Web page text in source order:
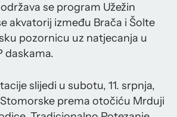
se program Užežin
akvatorij između Brača i Šolte
pozornicu uz natjecanja u
daskama.
slijedi u subotu, 11. srpnja,
prema otočiću Mrduji